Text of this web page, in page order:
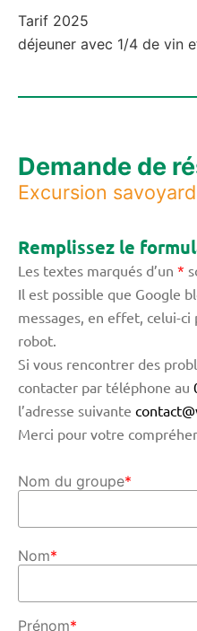
Tarif 2025
déjeuner avec 1/4 de vin
Demande de
Excursion
Remplissez le
Les textes marqués d’un *
Il est possible que Google
messages, en effet, celui-
robot.
Si vous rencontrer des
contacter par téléphone au
l’adresse suivante
Merci pour votre
Nom du groupe*
Nom*
Prénom*